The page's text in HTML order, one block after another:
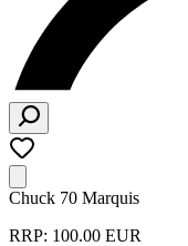
Chuck 70 Marquis
RRP: 100.00 EUR